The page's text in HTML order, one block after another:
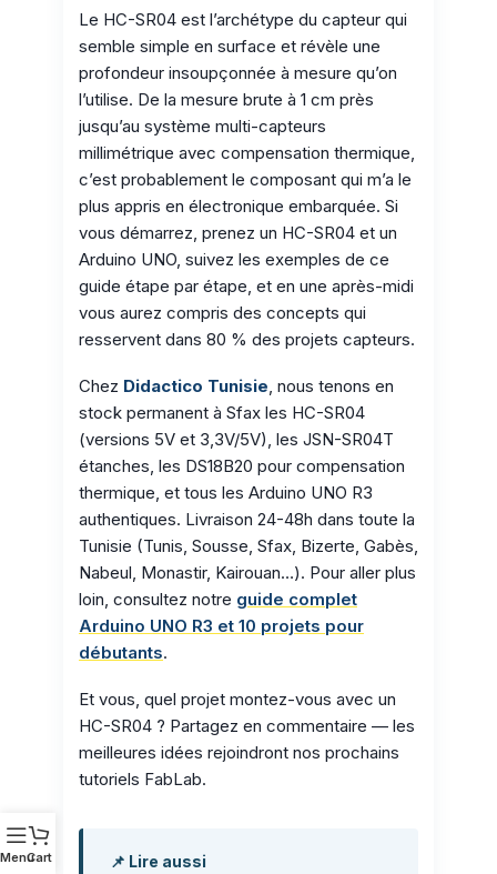
Le HC-SR04 est l’archétype du capteur qui
semble simple en surface et révèle une
profondeur insoupçonnée à mesure qu’on
l’utilise. De la mesure brute à 1 cm près
jusqu’au système multi-capteurs
millimétrique avec compensation thermique,
c’est probablement le composant qui m’a le
plus appris en électronique embarquée. Si
vous démarrez, prenez un HC-SR04 et un
Arduino UNO, suivez les exemples de ce
guide étape par étape, et en une après-midi
vous aurez compris des concepts qui
resservent dans 80 % des projets capteurs.
Chez Didactico Tunisie, nous tenons en
stock permanent à Sfax les HC-SR04
(versions 5V et 3,3V/5V), les JSN-SR04T
étanches, les DS18B20 pour compensation
thermique, et tous les Arduino UNO R3
authentiques. Livraison 24-48h dans toute la
Tunisie (Tunis, Sousse, Sfax, Bizerte, Gabès,
Nabeul, Monastir, Kairouan…). Pour aller plus
loin, consultez notre guide complet
Arduino UNO R3 et 10 projets pour
débutants.
Et vous, quel projet montez-vous avec un
HC-SR04 ? Partagez en commentaire — les
meilleures idées rejoindront nos prochains
tutoriels FabLab.
📌 Lire aussi
MenuCart